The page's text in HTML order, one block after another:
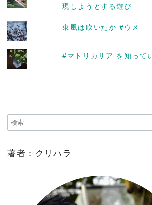
現しようとする遊び
東風は吹いたか #ウメ
#マトリカリア を知って
著者：クリハラ